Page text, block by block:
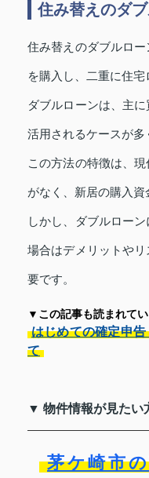
住み替えのダ
住み替えのダブルロ
を購入し、二重に住宅
ダブルローンは、主
活用されるケースが多
この方法の特徴は、
がなく、新居の購入資
しかし、ダブルロー
場合はデメリットや
要です。
▼この記事も読まれて
はじめての確定申
て
▼ 物件情報が見たい
茅ケ崎市